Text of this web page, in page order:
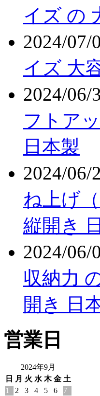
イズ の
2024/07/
イズ 大
2024/06/
フトア
日本製
2024/06/
ね上げ
縦開き
2024/06/
収納力
開き 日
営業日
2024年9月
日
月 火 水 木 金 土
1
2 3 4 5 6 7